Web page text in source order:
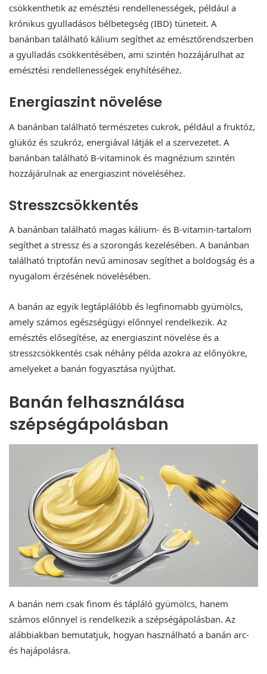
csökkenthetik az emésztési rendellenességek, például a
krónikus gyulladásos bélbetegség (IBD) tüneteit. A
banánban található kálium segíthet az emésztőrendszerben
a gyulladás csökkentésében, ami szintén hozzájárulhat az
emésztési rendellenességek enyhítéséhez.
Energiaszint növelése
A banánban található természetes cukrok, például a fruktóz,
glükóz és szukróz, energiával látják el a szervezetet. A
banánban található B-vitaminok és magnézium szintén
hozzájárulnak az energiaszint növeléséhez.
Stresszcsökkentés
A banánban található magas kálium- és B-vitamin-tartalom
segíthet a stressz és a szorongás kezelésében. A banánban
található triptofán nevű aminosav segíthet a boldogság és a
nyugalom érzésének növelésében.
A banán az egyik legtáplálóbb és legfinomabb gyümölcs,
amely számos egészségügyi előnnyel rendelkezik. Az
emésztés elősegítése, az energiaszint növelése és a
stresszcsökkentés csak néhány példa azokra az előnyökre,
amelyeket a banán fogyasztása nyújthat.
Banán felhasználása
szépségápolásban
A banán nem csak finom és tápláló gyümölcs, hanem
számos előnnyel is rendelkezik a szépségápolásban. Az
alábbiakban bemutatjuk, hogyan használható a banán arc-
és hajápolásra.